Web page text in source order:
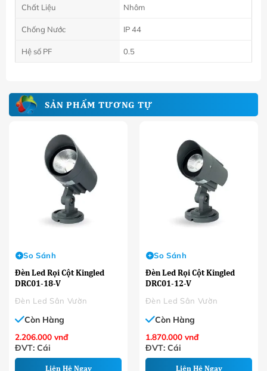
Chất Liệu Nhôm
Chống Nước IP 44
Hệ số PF 0.5
SẢN PHẨM TƯƠNG TỰ
Đèn Led Sân Vườn
Đèn Led Rọi Cột Kingled
DRC01-18-V
So Sánh
Còn Hàng
2.206.000 vnđ
ĐVT: Cái
Liên Hệ Ngay
Đèn Led Sân Vườn
Đèn Led Rọi Cột Kingled
DRC01-12-V
So Sánh
Còn Hàng
1.870.000 vnđ
ĐVT: Cái
Liên Hệ Ngay